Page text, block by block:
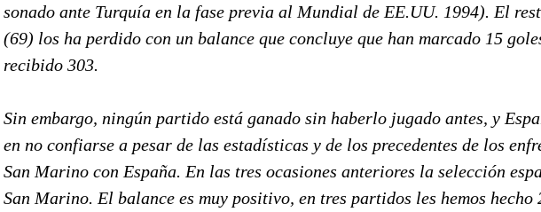
sonado ante Turquía en la fase previa al Mundial de EE.UU. 1994). El
(69) los ha perdido con un balance que concluye que han marcado 15
recibido 303.
Sin embargo, ningún partido está ganado sin haberlo jugado antes, y
en no confiarse a pesar de las estadísticas y de los precedentes de los
San Marino con España. En las tres ocasiones anteriores la selección
San Marino. El balance es muy positivo, en tres partidos les hemos hecho